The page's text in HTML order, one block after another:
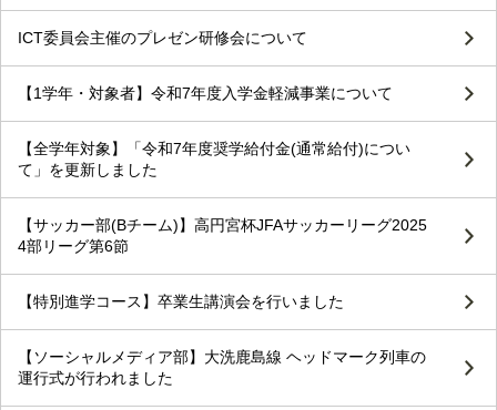
ICT委員会主催のプレゼン研修会について
【1学年・対象者】令和7年度入学金軽減事業について
【全学年対象】「令和7年度奨学給付金(通常給付)につい
て」を更新しました
【サッカー部(Bチーム)】高円宮杯JFAサッカーリーグ2025
4部リーグ第6節
【特別進学コース】卒業生講演会を行いました
【ソーシャルメディア部】大洗鹿島線 ヘッドマーク列車の
運行式が行われました